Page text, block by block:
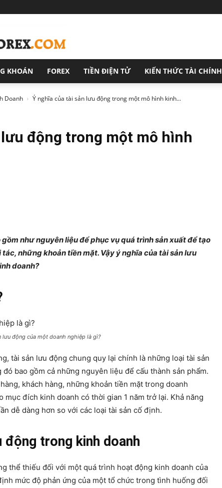
KHOÁN FOREX TIỀN ĐIỆN TỬ KIẾN THỨC TÀI CHÍNH
Doanh Ý nghĩa của tài sản lưu động trong một mô hình kinh...
động trong một mô hình
như nguyên liệu để phục vụ quá trình sản xuất để tạo
những khoản tiền mặt. Vậy ý nghĩa của tài sản lưu
doanh?
lưu động của một doanh nghiệp là gì?
tài sản lưu động chung quy lại chính là những loại tài sản
bao gồm cả những nguyên liệu để cấu thành sản phẩm.
khách hàng, những khoản tiền mặt trong doanh
mục đích kinh doanh có thời gian 1 năm trở lại. Khả năng
dễ dàng hơn so với các loại tài sản cố định.
động trong kinh doanh
thể thiếu đối với một quá trình hoạt động kinh doanh của
mức độ phản ứng của một tổ chức trong tình huống đối